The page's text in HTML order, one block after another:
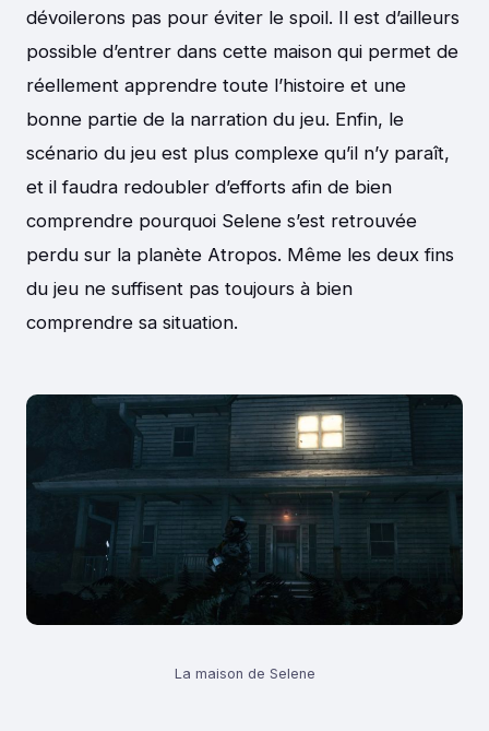
dévoilerons pas pour éviter le spoil. Il est d’ailleurs
possible d’entrer dans cette maison qui permet de
réellement apprendre toute l’histoire et une
bonne partie de la narration du jeu. Enfin, le
scénario du jeu est plus complexe qu’il n’y paraît,
et il faudra redoubler d’efforts afin de bien
comprendre pourquoi Selene s’est retrouvée
perdu sur la planète Atropos. Même les deux fins
du jeu ne suffisent pas toujours à bien
comprendre sa situation.
La maison de Selene